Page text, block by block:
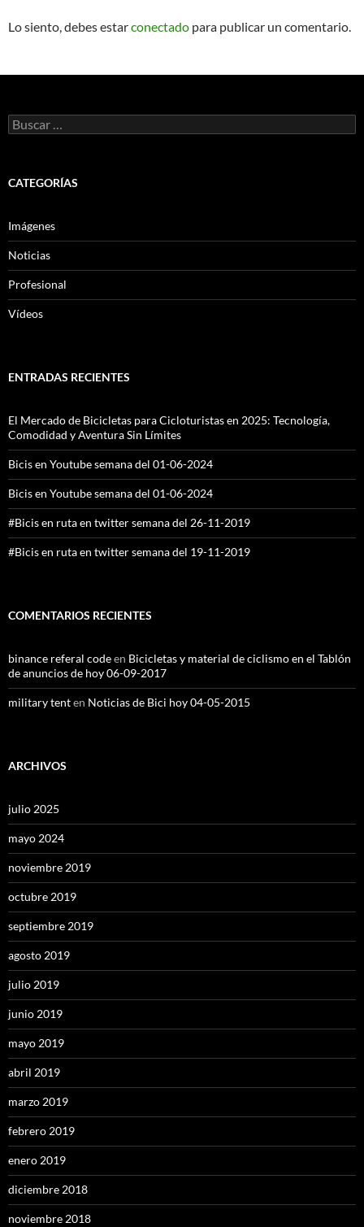
Lo siento, debes estarconectado para publicar un comentario.
Buscar:
CATEGORÍAS
Imágenes
Noticias
Profesional
Vídeos
ENTRADAS RECIENTES
El Mercado de Bicicletas para Cicloturistas en 2025: Tecnología,
Comodidad y Aventura Sin Límites
Bicis en Youtube semana del 01-06-2024
Bicis en Youtube semana del 01-06-2024
#Bicis en ruta en twitter semana del 26-11-2019
#Bicis en ruta en twitter semana del 19-11-2019
COMENTARIOS RECIENTES
binance referal codeen Bicicletas y material de ciclismo en el Tablón
de anuncios de hoy 06-09-2017
military tenten Noticias de Bici hoy 04-05-2015
ARCHIVOS
julio 2025
mayo 2024
noviembre 2019
octubre 2019
septiembre 2019
agosto 2019
julio 2019
junio 2019
mayo 2019
abril 2019
marzo 2019
febrero 2019
enero 2019
diciembre 2018
noviembre 2018